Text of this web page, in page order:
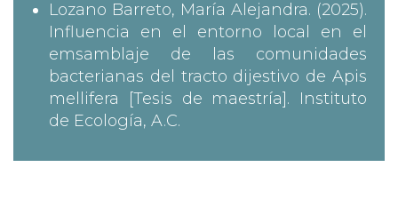
Lozano Barreto, María Alejandra. (2025).
Influencia en el entorno local en el
emsamblaje de las comunidades
bacterianas del tracto dijestivo de Apis
mellifera [Tesis de maestría]. Instituto
de Ecología, A.C.